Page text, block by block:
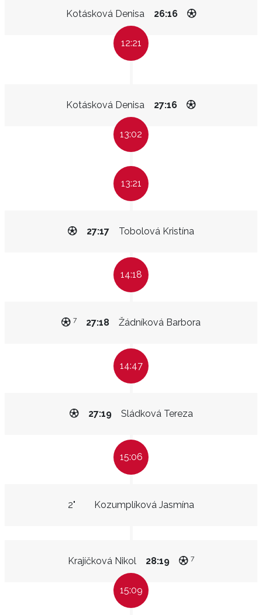
Kotásková Denisa 26:16
12:21
Kotásková Denisa 27:16
13:02
13:21
Tobolová Kristína
27:17
14:18
Žádníková Barbora
27:18
7
14:47
Sládková Tereza
27:19
15:06
Kozumplíková Jasmína
2"
Krajíčková Nikol 28:19 7
15:09